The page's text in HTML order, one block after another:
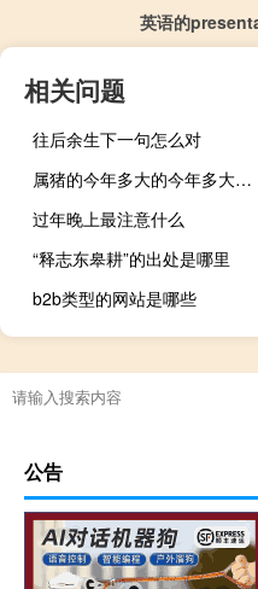
英语的
相关问题
往后余生下一句怎么对
属猪的今年多大的今年多大年龄
过年晚上最注意什么
“释志东皋耕”的出处是哪里
b2b类型的网站是哪些
公告